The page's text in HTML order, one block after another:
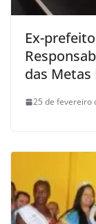
Ex-
das Metas
25 de fevereiro